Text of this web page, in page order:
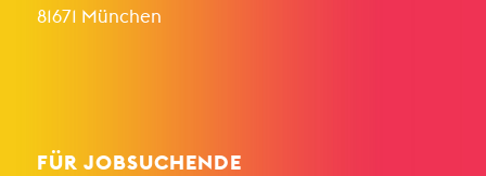
81671 München
FÜR JOBSUCHENDE